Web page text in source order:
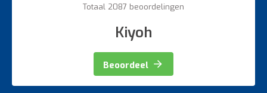
Totaal 2087 beoordelingen
Kiyoh
Beoordeel